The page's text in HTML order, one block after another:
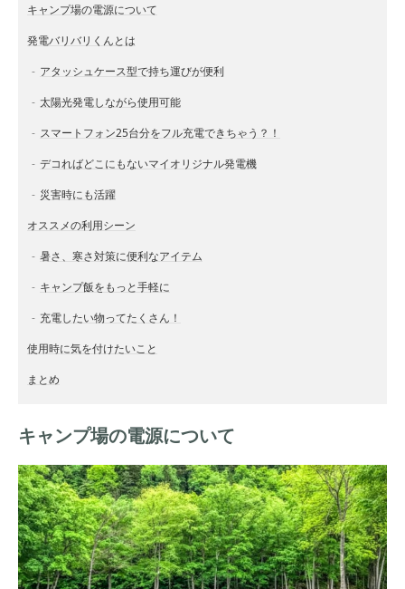
キャンプ場の電源について
発電バリバリくんとは
アタッシュケース型で持ち運びが便利
太陽光発電しながら使用可能
スマートフォン25台分をフル充電できちゃう？！
デコればどこにもないマイオリジナル発電機
災害時にも活躍
オススメの利用シーン
暑さ、寒さ対策に便利なアイテム
キャンプ飯をもっと手軽に
充電したい物ってたくさん！
使用時に気を付けたいこと
まとめ
キャンプ場の電源について